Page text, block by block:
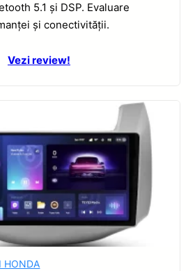
5.1 și DSP. Evaluare
și conectivității.
Vezi review!
HONDA